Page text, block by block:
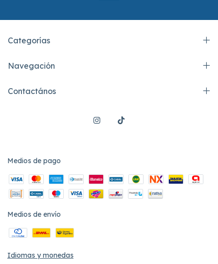
Categorías
Navegación
Contactános
Medios de pago
Medios de envío
Idiomas y monedas